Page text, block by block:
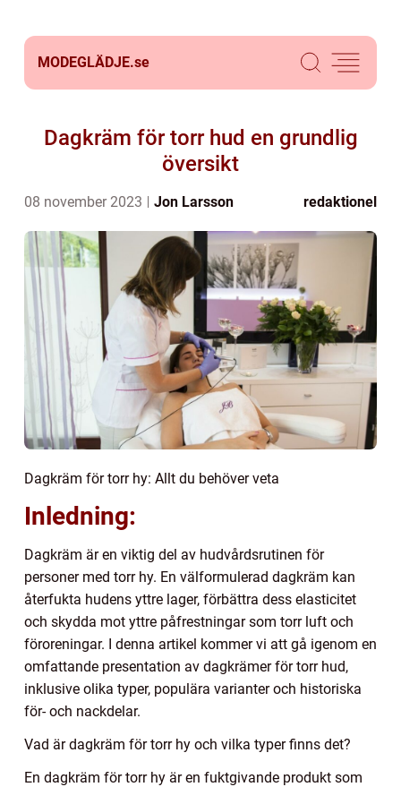
MODEGLÄDJE.se
Dagkräm för torr hud en grundlig
översikt
08 november 2023 Jon Larsson redaktionel
Dagkräm för torr hy: Allt du behöver veta
Inledning:
Dagkräm är en viktig del av hudvårdsrutinen för
personer med torr hy. En välformulerad dagkräm kan
återfukta hudens yttre lager, förbättra dess elasticitet
och skydda mot yttre påfrestningar som torr luft och
föroreningar. I denna artikel kommer vi att gå igenom en
omfattande presentation av dagkrämer för torr hud,
inklusive olika typer, populära varianter och historiska
för- och nackdelar.
Vad är dagkräm för torr hy och vilka typer finns det?
En dagkräm för torr hy är en fuktgivande produkt som